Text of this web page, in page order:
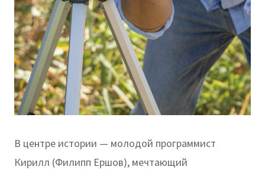
В центре истории — молодой программист
Кирилл (Филипп Ершов), мечтающий